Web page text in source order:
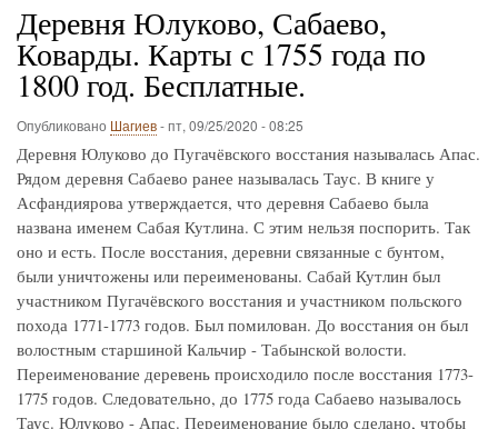
Деревня Юлуково, Сабаево,
Коварды. Карты с 1755 года по
1800 год. Бесплатные.
Опубликовано Шагиев-пт, 09/25/2020 - 08:25
Деревня Юлуково до Пугачёвского восстания называлась Апас.
Рядом деревня Сабаево ранее называлась Таус. В книге у
Асфандиярова утверждается, что деревня Сабаево была
названа именем Сабая Кутлина. С этим нельзя поспорить. Так
оно и есть. После восстания, деревни связанные с бунтом,
были уничтожены или переименованы. Сабай Кутлин был
участником Пугачёвского восстания и участником польского
похода 1771-1773 годов. Был помилован. До восстания он был
волостным старшиной Кальчир - Табынской волости.
Переименование деревень происходило после восстания 1773-
1775 годов. Следовательно, до 1775 года Сабаево называлось
Таус. Юлуково - Апас. Переименование было сделано, чтобы